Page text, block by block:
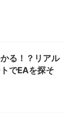
る！？リアル
でEAを探そ